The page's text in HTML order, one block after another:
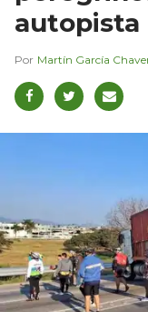
autopista
Martín García